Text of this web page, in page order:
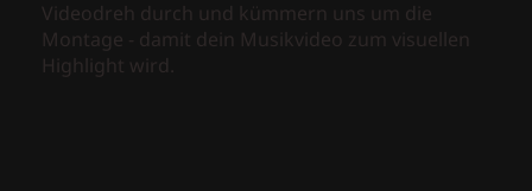
Videodreh durch und kümmern uns um die
Montage - damit dein Musikvideo zum visuellen
Highlight wird.